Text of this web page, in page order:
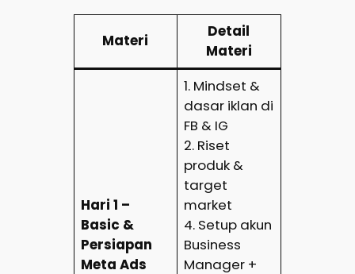
Materi
Detail
Materi
Hari 1 –
Basic &
Persiapan
Meta Ads
1. Mindset &
dasar iklan di
FB & IG
2. Riset
produk &
target
market
4. Setup akun
Business
Manager +